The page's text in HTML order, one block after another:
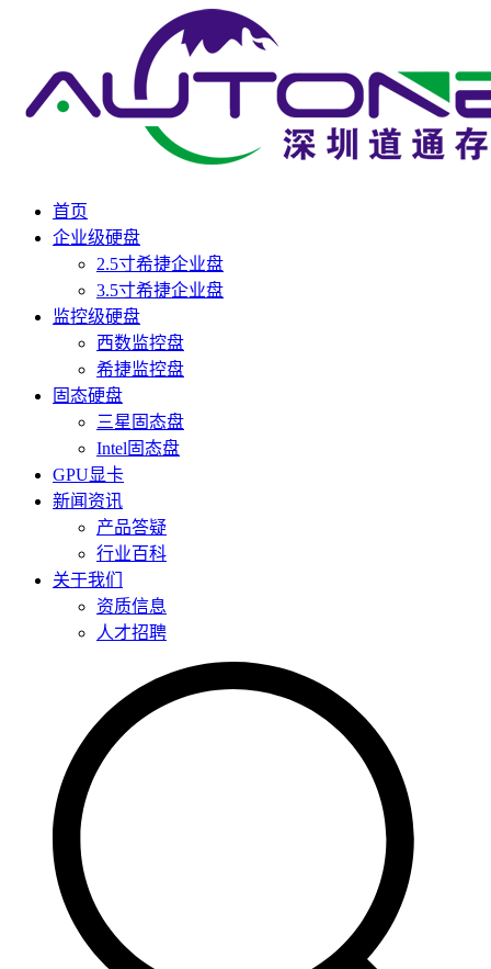
首页
企业级硬盘
2.5寸希捷企业盘
3.5寸希捷企业盘
监控级硬盘
西数监控盘
希捷监控盘
固态硬盘
三星固态盘
Intel固态盘
GPU显卡
新闻资讯
产品答疑
行业百科
关于我们
资质信息
人才招聘